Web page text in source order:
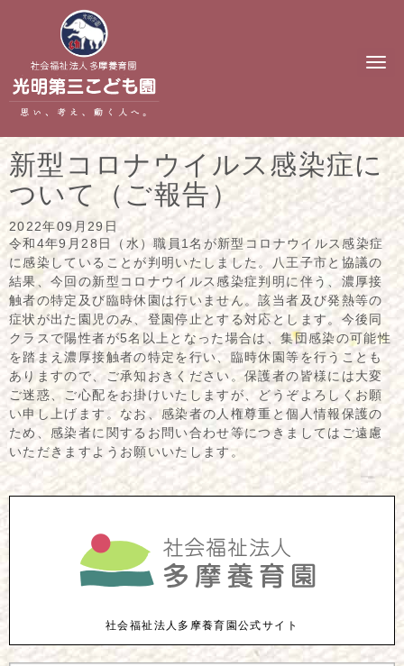
N
t
i
o
新型コロナウイルス感染症に
ついて（ご報告）
2022年09月29日
令和4年9月28日（水）職員1名が新型コロナウイルス感染症
に感染していることが判明いたしました。八王子市と協議の
結果、今回の新型コロナウイルス感染症判明に伴う、濃厚接
触者の特定及び臨時休園は行いません。該当者及び発熱等の
症状が出た園児のみ、登園停止とする対応とします。今後同
クラスで陽性者が5名以上となった場合は、集団感染の可能性
を踏まえ濃厚接触者の特定を行い、臨時休園等を行うことも
ありますので、ご承知おきください。保護者の皆様には大変
ご迷惑、ご心配をお掛けいたしますが、どうぞよろしくお願
い申し上げます。なお、感染者の人権尊重と個人情報保護の
ため、感染者に関するお問い合わせ等につきましてはご遠慮
いただきますようお願いいたします。
社会福祉法人多摩養育園公式サイト